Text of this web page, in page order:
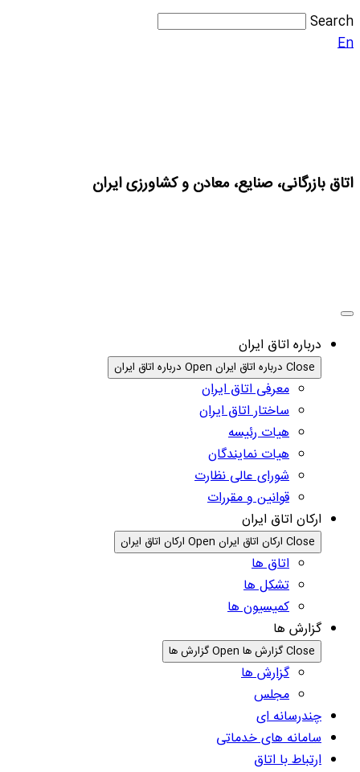
Search
En
اتاق بازرگانی، صنایع، معادن و کشاورزی ایران
درباره اتاق ایران
Close درباره اتاق ایران Open درباره اتاق ایران
معرفی اتاق ایران
ساختار اتاق ایران
هیات رئیسه
هیات نمایندگان
شورای عالی نظارت
قوانین و مقررات
ارکان اتاق ایران
Close ارکان اتاق ایران Open ارکان اتاق ایران
اتاق ها
تشکل ها
کمیسیون ها
گزارش ها
Close گزارش ها Open گزارش ها
گزارش ها
مجلس
چندرسانه ای
سامانه های خدماتی
ارتباط با اتاق